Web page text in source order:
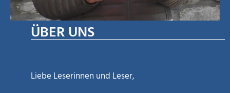
ÜBER UNS
Liebe Leserinnen und Leser,